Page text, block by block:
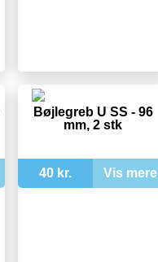
Bøjlegreb U SS - 96
mm, 2 stk
40 kr. Vis mere